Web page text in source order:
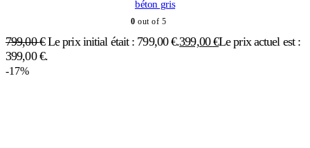
béton gris
0 out of 5
799,00€ Le prix initial était : 799,00 €.399,00€Le prix actuel est :
399,00 €.
-17%